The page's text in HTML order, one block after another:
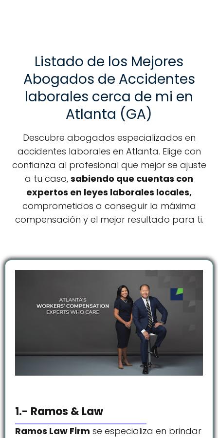
Listado de los Mejores
Abogados de Accidentes
laborales cerca de mi en
Atlanta (GA)
Descubre abogados especializados en
accidentes laborales en Atlanta. Elige con
confianza al profesional que mejor se ajuste
a tu caso, sabiendo que cuentas con
expertos en leyes laborales locales,
comprometidos a conseguir la máxima
compensación y el mejor resultado para ti.
1.- Ramos & Law
Ramos Law Firm se especializa en brindar